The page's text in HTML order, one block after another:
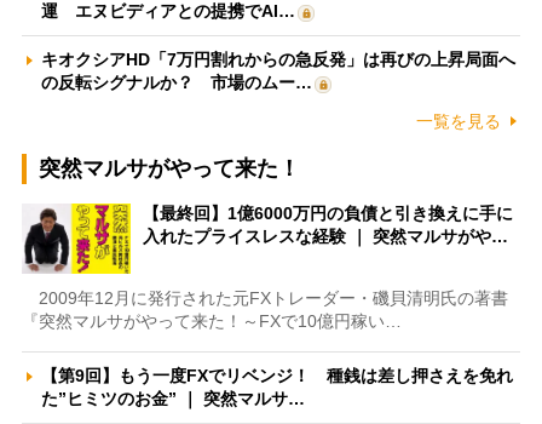
運 エヌビディアとの提携でAI…
キオクシアHD「7万円割れからの急反発」は再びの上昇局面へ
の反転シグナルか？ 市場のムー…
一覧を見る
突然マルサがやって来た！
【最終回】1億6000万円の負債と引き換えに手に
入れたプライスレスな経験 ｜ 突然マルサがや…
2009年12月に発行された元FXトレーダー・磯貝清明氏の著書
『突然マルサがやって来た！～FXで10億円稼い…
【第9回】もう一度FXでリベンジ！ 種銭は差し押さえを免れ
た”ヒミツのお金” ｜ 突然マルサ…